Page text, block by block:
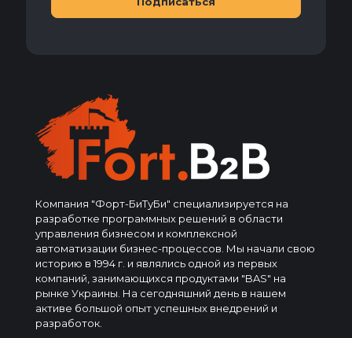
Компания "Форт-БиТуБи" специализируется на
разработке программных решений в области
управления бизнесом и комплексной
автоматизации бизнес-процессов. Мы начали свою
историю в 1994 г. и являлись одной из первых
компаний, занимающихся продуктами "BAS" на
рынке Украины. На сегодняшний день в нашем
активе большой опыт успешных внедрений и
разработок.